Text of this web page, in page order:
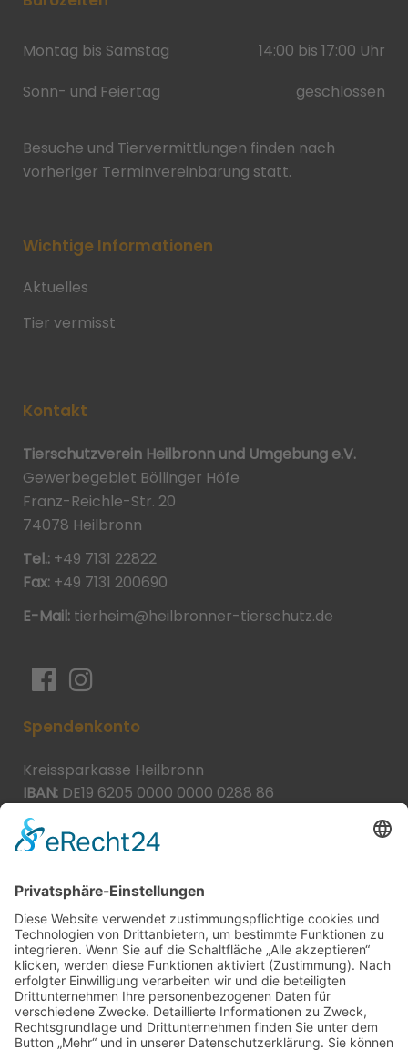
Montag bis Samstag
14:00 bis 17:00 Uhr
Sonn- und Feiertag
geschlossen
Besuche und Tiervermittlungen finden nach
vorheriger Terminvereinbarung statt.
Wichtige Informationen
Aktuelles
Tier vermisst
Kontakt
Tierschutzverein Heilbronn und Umgebung e.V.
Gewerbegebiet Böllinger Höfe
Franz-Reichle-Str. 20
74078 Heilbronn
Tel.: +49 7131 22822
Fax: +49 7131 200690
E-Mail: tierheim@heilbronner-tierschutz.de
Spendenkonto
Kreissparkasse Heilbronn
IBAN: DE19 6205 0000 0000 0288 86
BIC:
Spende direkt via PayPal
JETZT SPENDEN
paypal@heilbronner-tierschutz.de